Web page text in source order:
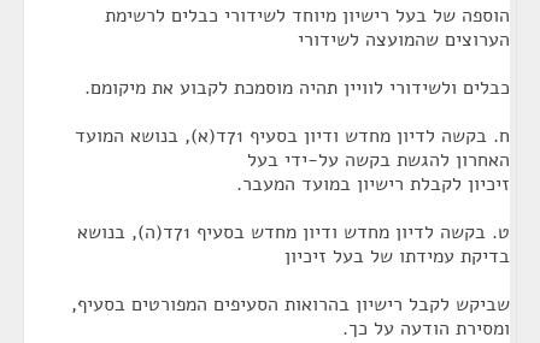
הוספה של בעל רישיון מיוחד לשידורי כבלים לרשימת
הערוצים שהמועצה לשידורי
כבלים ולשידורי לוויין תהיה מוסמכת לקבוע את מיקומם.
ח. בקשה לדיון מחדש ודיון בסעיף 71ד(א), בנושא המועד
האחרון להגשת בקשה על-ידי בעל
זיכיון לקבלת רישיון במועד המעבר.
ט. בקשה לדיון מחדש ודיון מחדש בסעיף 71ד(ה), בנושא
בדיקת עמידתו של בעל זיכיון
שביקש לקבל רישיון בהרואות הסעיפים המפורטים בסעיף,
ומסירת הודעה על כך.